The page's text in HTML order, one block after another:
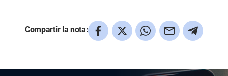
Compartir la nota: